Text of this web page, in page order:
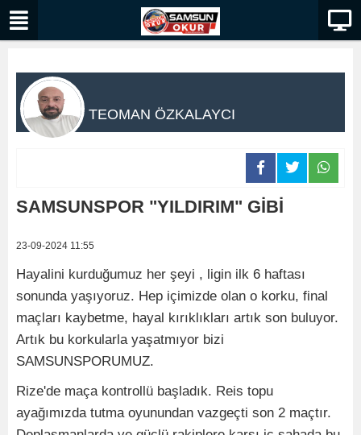
TEOMAN ÖZKALAYCI
SAMSUNSPOR "YILDIRIM" GİBİ
23-09-2024 11:55
Hayalini kurduğumuz her şeyi , ligin ilk 6 haftası
sonunda yaşıyoruz. Hep içimizde olan o korku, final
maçları kaybetme, hayal kırıklıkları artık son buluyor.
Artık bu korkularla yaşatmıyor bizi
SAMSUNSPORUMUZ.
Rize'de maça kontrollü başladık. Reis topu
ayağımızda tutma oyunundan vazgeçti son 2 maçtır.